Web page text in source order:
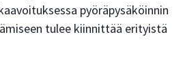
pyöräpysäköinnin
tulee kiinnittää erityistä